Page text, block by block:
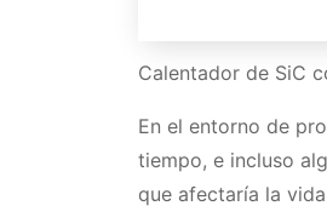
Calentador de SiC
En el entorno de
tiempo, e incluso
que afectaría la